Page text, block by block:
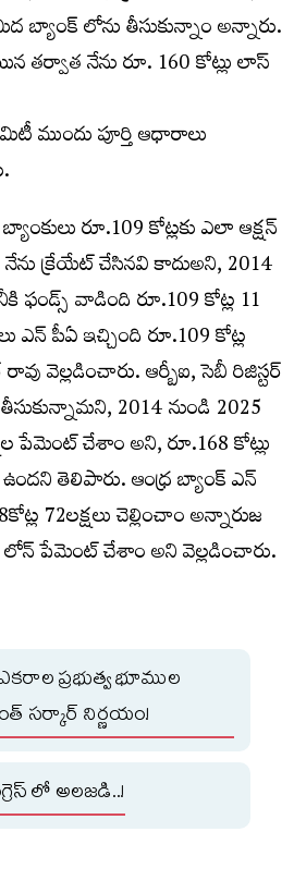
బ్యాంక్ లోను తీసుకున్నాం అన్నారు.
తర్వాత నేను రూ. 160 కోట్లు లాస్
ముందు పూర్తి ఆధారాలు
రూ.109 కోట్లకు ఎలా ఆక్షన్
నేను క్రేయేట్ చేసినవి కాదుఅని, 2014
ఫండ్స్ వాడింది రూ.109 కోట్ల 11
ఎన్ పీఏ ఇచ్చింది రూ.109 కోట్ల
వెల్లడించారు. ఆర్బీఐ, సెబీ రిజిస్టర్
2014 నుండి 2025
పేమెంట్ చేశాం అని, రూ.168 కోట్లు
తెలిపారు. ఆంధ్ర బ్యాంక్ ఎన్
72లక్షలు చెల్లించాం అన్నారుజ
లోన్ పేమెంట్ చేశాం అని వెల్లడించారు.
ప్రభుత్వ భూముల
సర్కార్ నిర్ణయం!
లో అలజడి..!